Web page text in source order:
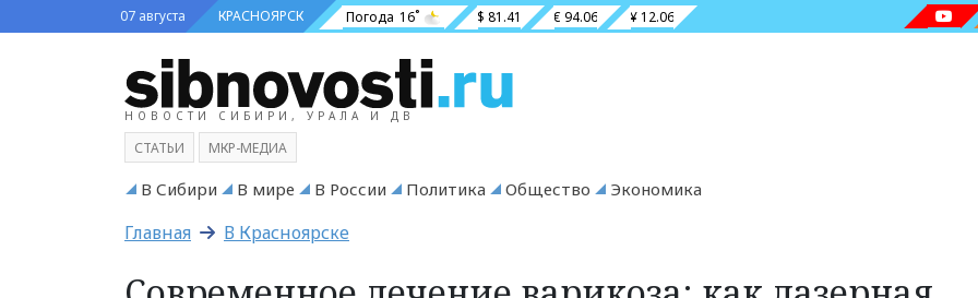
07 августа КРАСНОЯРСК Погода 16˚ $ 81.41 € 94.06 ¥ 12.06
НОВОСТИ СИБИРИ, УРАЛА И ДВ
СТАТЬИ МКР-МЕДИА
В Сибири В мире В России Политика Общество Экономика
Главная В Красноярске